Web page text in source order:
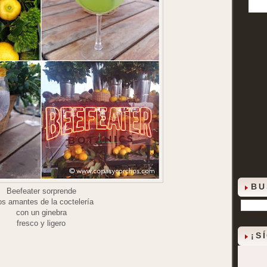
Beefeater sorprende
amantes de la coctelería
con un ginebra
fresco y ligero